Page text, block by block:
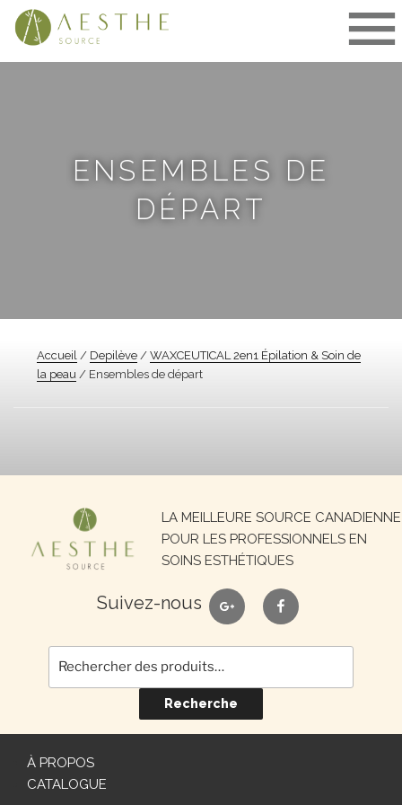
Aller
ENSEMBLES DE
DÉPART
Accueil / Depilève / WAXCEUTICAL 2en1 Épilation & Soin de
la peau / Ensembles de départ
LA MEILLEURE SOURCE CANADIENNE
POUR LES PROFESSIONNELS EN
SOINS ESTHÉTIQUES
Suivez-nous google facebook
Recherche
pour :
Recherche
À PROPOS
CATALOGUE